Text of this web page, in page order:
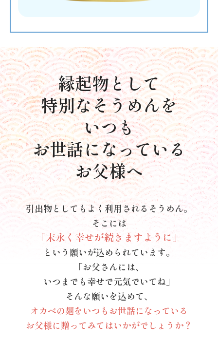
縁起物として
特別なそうめんを
いつも
お世話になっている
お父様へ
引出物としてもよく利用されるそうめん。
そこには
「末永く幸せが続きますように」
という願いが込められています。
「お父さんには、
いつまでも幸せで元気でいてね」
そんな願いを込めて、
オカベの麺をいつもお世話になっている
お父様に贈ってみてはいかがでしょうか？